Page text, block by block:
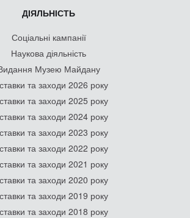
ДІЯЛЬНІСТЬ
Соціальні кампанії
Наукова діяльність
Музею Майдану
та заходи 2026 року
та заходи 2025 року
та заходи 2024 року
та заходи 2023 року
та заходи 2022 року
та заходи 2021 року
та заходи 2020 року
та заходи 2019 року
та заходи 2018 року